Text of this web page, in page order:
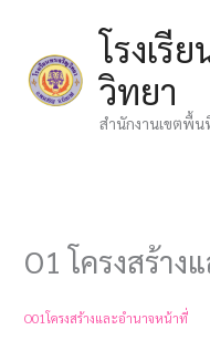
content
โรงเรี
วิทยา
สำนักงานเขตพื้
O1 โครงสร้า
O01โครงสร้างและอำนาจหน้าที่